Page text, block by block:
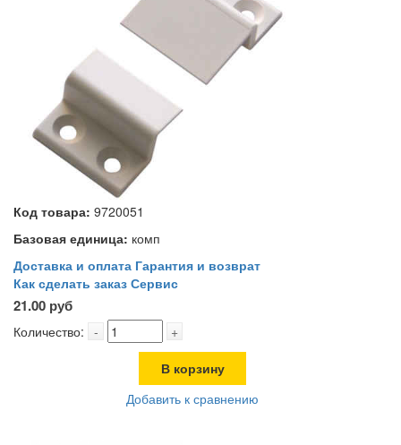
Код товара: 9720051
Базовая единица: комп
Доставка и оплата Гарантия и возврат
Как сделать заказ Сервис
21.00 руб
Количество: - +
В корзину
Добавить к сравнению